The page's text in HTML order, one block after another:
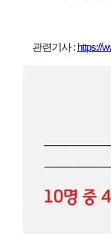
관련기사 : https://